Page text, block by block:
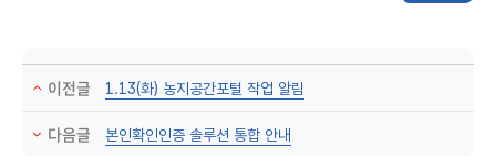
이전글 1.13(화) 농지공간포털 작업 알림
다음글 본인확인인증 솔루션 통합 안내